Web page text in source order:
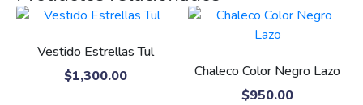
Vestido Estrellas Tul
$1,300.00
Chaleco Color Negro Lazo
$950.00